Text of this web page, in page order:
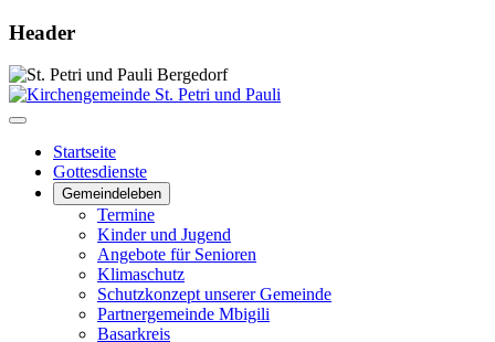
Header
Startseite
Gottesdienste
Gemeindeleben
Termine
Kinder und Jugend
Angebote für Senioren
Klimaschutz
Schutzkonzept unserer Gemeinde
Partnergemeinde Mbigili
Basarkreis